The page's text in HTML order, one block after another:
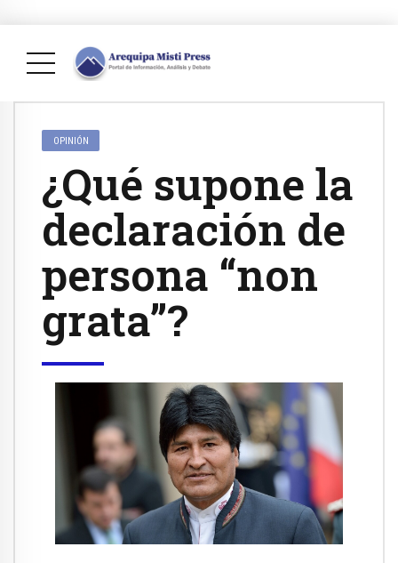
OPINIÓN
¿Qué supone la
declaración de
persona “non
grata”?